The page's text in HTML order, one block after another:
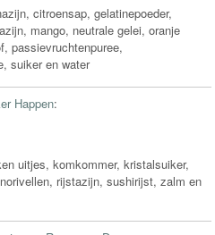
citroensap, gelatinepoeder,
mango, neutrale gelei, oranje
passievruchtenpuree,
suiker en water
Happen:
uitjes, komkommer, kristalsuiker,
rijstazijn, sushirijst, zalm en